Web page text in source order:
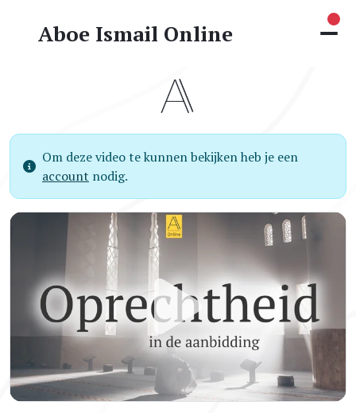
Aboe Ismail Online
Om deze video te kunnen bekijken heb je een
account nodig.